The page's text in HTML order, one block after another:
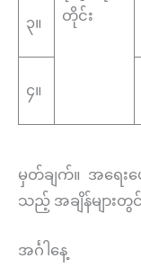
တိုင်း
၃။
၄။
မှတ်ချက်။ အရေး
သည့် အချိန်များတွ
အင်္ဂါနေ့